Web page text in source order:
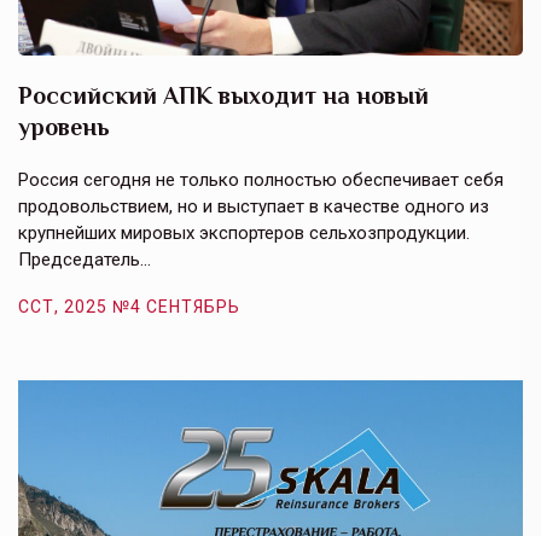
Российский АПК выходит на новый
уровень
Россия сегодня не только полностью обеспечивает себя
продовольствием, но и выступает в качестве одного из
крупнейших мировых экспортеров сельхозпродукции.
Председатель…
ССТ, 2025 №4 СЕНТЯБРЬ